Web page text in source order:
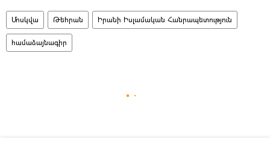
Մոսկվա Թեհրան Իրանի Իսլամական Հանրապետություն
համաձայնագիր